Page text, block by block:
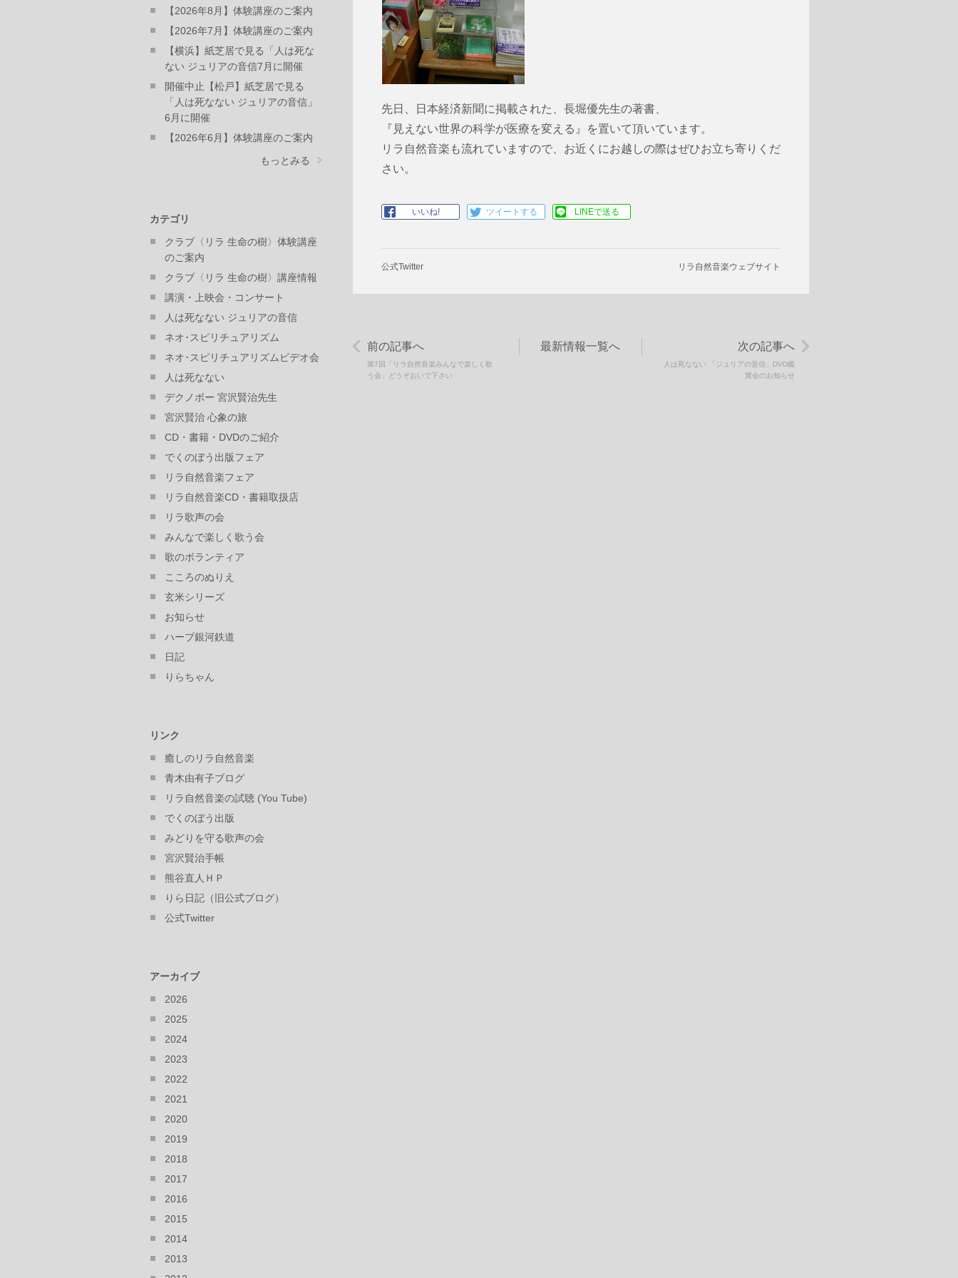
先日、日本経済新聞に掲載された、長堀優先生の著書、
『見えない世界の科学が医療を変える』を置いて頂いています。
リラ自然音楽も流れていますので、お近くにお越しの際はぜひお立ち寄りくだ
さい。
いいね! ツイートする LINEで送る
公式Twitter リラ自然音楽ウェブサイト
前の記事へ
第7回「リラ自然音楽みんなで楽しく歌
う会」どうぞおいで下さい
次の記事へ
人は死なない 「ジュリアの音信」DVD鑑
賞会のお知らせ
最新情報一覧へ
【2026年8月】体験講座のご案内
【2026年7月】体験講座のご案内
【横浜】紙芝居で見る「人は死な
ない ジュリアの音信7月に開催
開催中止【松戸】紙芝居で見る
「人は死なない ジュリアの音信」
6月に開催
【2026年6月】体験講座のご案内
もっとみる
カテゴリ
クラブ〈リラ 生命の樹〉体験講座
のご案内
クラブ〈リラ 生命の樹〉講座情報
講演・上映会・コンサート
人は死なない ジュリアの音信
ネオ･スピリチュアリズム
ネオ･スピリチュアリズムビデオ会
人は死なない
デクノボー 宮沢賢治先生
宮沢賢治 心象の旅
CD・書籍・DVDのご紹介
でくのぼう出版フェア
リラ自然音楽フェア
リラ自然音楽CD・書籍取扱店
リラ歌声の会
みんなで楽しく歌う会
歌のボランティア
こころのぬりえ
玄米シリーズ
お知らせ
ハーブ銀河鉄道
日記
りらちゃん
リンク
癒しのリラ自然音楽
青木由有子ブログ
リラ自然音楽の試聴 (You Tube)
でくのぼう出版
みどりを守る歌声の会
宮沢賢治手帳
熊谷直人ＨＰ
りら日記（旧公式ブログ）
公式Twitter
アーカイブ
2026
2025
2024
2023
2022
2021
2020
2019
2018
2017
2016
2015
2014
2013